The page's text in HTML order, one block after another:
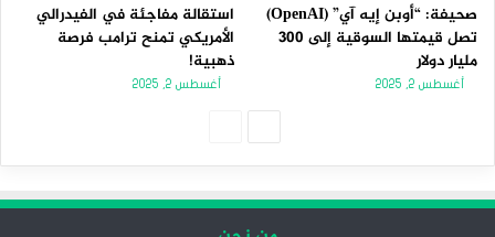
صحيفة: “أوبن إيه آي” (OpenAI)
تصل قيمتها السوقية إلى 300
مليار دولار
أغسطس 2, 2025
استقالة مفاجئة في الفيدرالي
الأمريكي تمنح ترامب فرصة
ذهبية!
أغسطس 2, 2025